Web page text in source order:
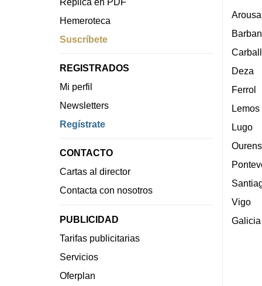
Hemeroteca
Suscríbete
REGISTRADOS
Mi perfil
Newsletters
Regístrate
CONTACTO
Cartas al director
Contacta con nosotros
PUBLICIDAD
Tarifas publicitarias
Servicios
Oferplan
Arousa
Deza
Ferrol
Lemos
Lugo
Vigo